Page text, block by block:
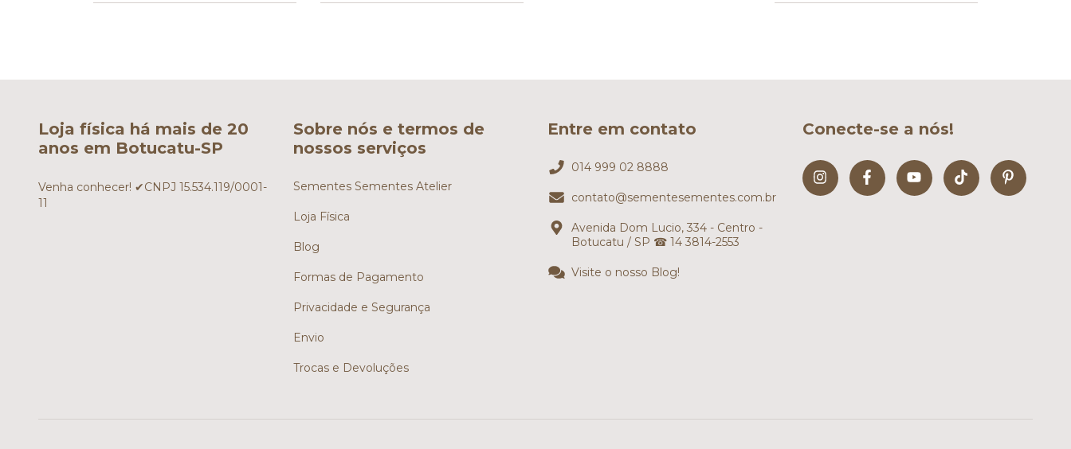
Loja física há mais de 20
anos em Botucatu-SP
Venha conhecer! ✔CNPJ 15.534.119/0001-
11
Sobre nós e termos de
nossos serviços
Sementes Sementes Atelier
Loja Física
Blog
Formas de Pagamento
Privacidade e Segurança
Envio
Trocas e Devoluções
Entre em contato
014 999 02 8888
contato@sementesementes.com.br
Avenida Dom Lucio, 334 - Centro -
Botucatu / SP ☎ 14 3814-2553
Visite o nosso Blog!
Conecte-se a nós!